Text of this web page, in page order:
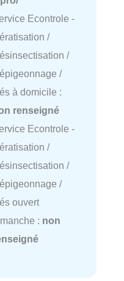
Econtrole -
/
/
/
à domicile :
renseigné
Econtrole -
/
/
/
ouvert
: non